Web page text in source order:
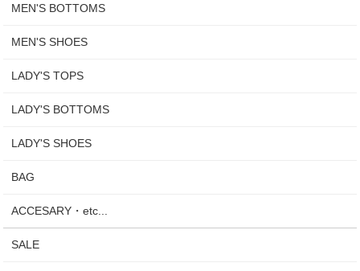
MEN'S BOTTOMS
MEN'S SHOES
LADY'S TOPS
LADY'S BOTTOMS
LADY'S SHOES
BAG
ACCESARY・etc...
SALE